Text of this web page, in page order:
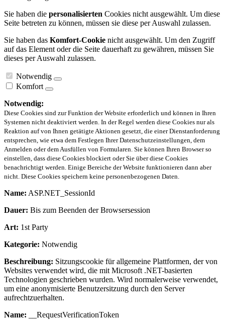
Sie haben die personalisierten Cookies nicht ausgewählt. Um diese
Seite betreten zu können, müssen sie diese per Auswahl zulassen.
Sie haben das Komfort-Cookie nicht ausgewählt. Um den Zugriff
auf das Element oder die Seite dauerhaft zu gewähren, müssen Sie
dieses per Auswahl zulassen.
Notwendig
Komfort
Notwendig:
Diese Cookies sind zur Funktion der Website erforderlich und können in Ihren
Systemen nicht deaktiviert werden. In der Regel werden diese Cookies nur als
Reaktion auf von Ihnen getätigte Aktionen gesetzt, die einer Dienstanforderung
entsprechen, wie etwa dem Festlegen Ihrer Datenschutzeinstellungen, dem
Anmelden oder dem Ausfüllen von Formularen. Sie können Ihren Browser so
einstellen, dass diese Cookies blockiert oder Sie über diese Cookies
benachrichtigt werden. Einige Bereiche der Website funktionieren dann aber
nicht. Diese Cookies speichern keine personenbezogenen Daten.
Name: ASP.NET_SessionId
Dauer: Bis zum Beenden der Browsersession
Art: 1st Party
Kategorie: Notwendig
Beschreibung: Sitzungscookie für allgemeine Plattformen, der von
Websites verwendet wird, die mit Microsoft .NET-basierten
Technologien geschrieben wurden. Wird normalerweise verwendet,
um eine anonymisierte Benutzersitzung durch den Server
aufrechtzuerhalten.
Name: __RequestVerificationToken